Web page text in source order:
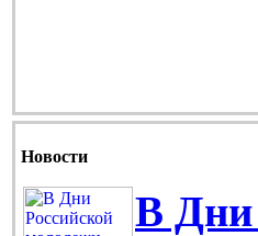
Новости
В Дни